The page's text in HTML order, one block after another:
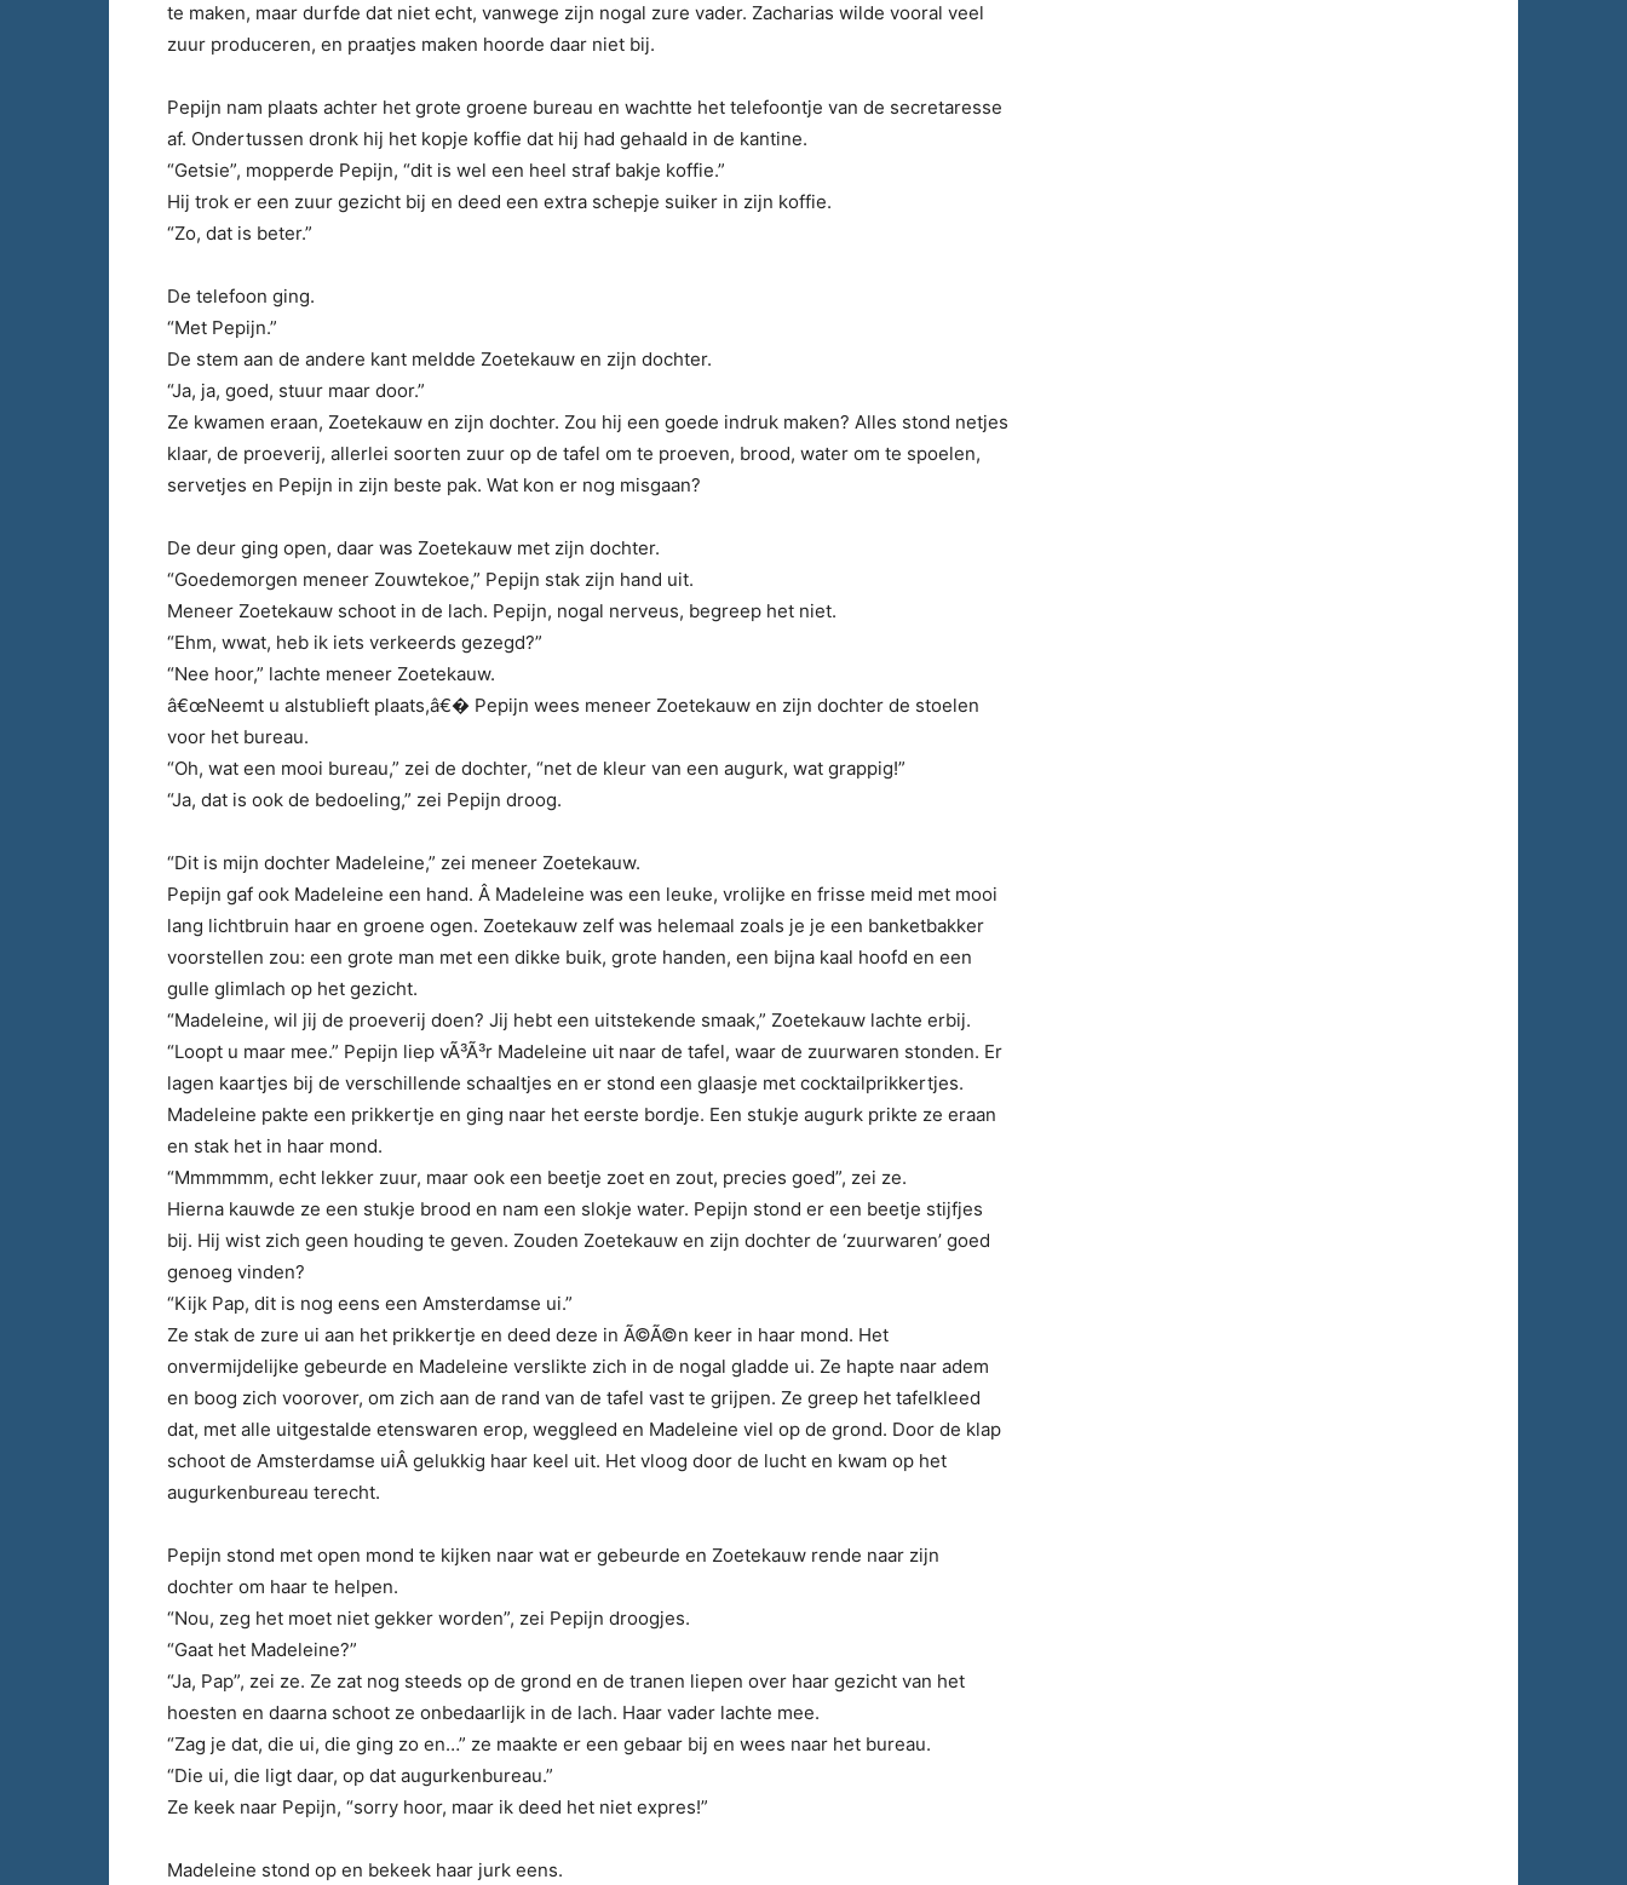
te maken, maar durfde dat niet echt, vanwege zijn nogal zure vader. Zacharias wilde vooral veel
zuur produceren, en praatjes maken hoorde daar niet bij.
Pepijn nam plaats achter het grote groene bureau en wachtte het telefoontje van de secretaresse
af. Ondertussen dronk hij het kopje koffie dat hij had gehaald in de kantine.
“Getsie”, mopperde Pepijn, “dit is wel een heel straf bakje koffie.”
Hij trok er een zuur gezicht bij en deed een extra schepje suiker in zijn koffie.
“Zo, dat is beter.”
De telefoon ging.
“Met Pepijn.”
De stem aan de andere kant meldde Zoetekauw en zijn dochter.
“Ja, ja, goed, stuur maar door.”
Ze kwamen eraan, Zoetekauw en zijn dochter. Zou hij een goede indruk maken? Alles stond netjes
klaar, de proeverij, allerlei soorten zuur op de tafel om te proeven, brood, water om te spoelen,
servetjes en Pepijn in zijn beste pak. Wat kon er nog misgaan?
De deur ging open, daar was Zoetekauw met zijn dochter.
“Goedemorgen meneer Zouwtekoe,” Pepijn stak zijn hand uit.
Meneer Zoetekauw schoot in de lach. Pepijn, nogal nerveus, begreep het niet.
“Ehm, wwat, heb ik iets verkeerds gezegd?”
“Nee hoor,” lachte meneer Zoetekauw.
â€œNeemt u alstublieft plaats,â€� Pepijn wees meneer Zoetekauw en zijn dochter de stoelen
voor het bureau.
“Oh, wat een mooi bureau,” zei de dochter, “net de kleur van een augurk, wat grappig!”
“Ja, dat is ook de bedoeling,” zei Pepijn droog.
“Dit is mijn dochter Madeleine,” zei meneer Zoetekauw.
Pepijn gaf ook Madeleine een hand. Â Madeleine was een leuke, vrolijke en frisse meid met mooi
lang lichtbruin haar en groene ogen. Zoetekauw zelf was helemaal zoals je je een banketbakker
voorstellen zou: een grote man met een dikke buik, grote handen, een bijna kaal hoofd en een
gulle glimlach op het gezicht.
“Madeleine, wil jij de proeverij doen? Jij hebt een uitstekende smaak,” Zoetekauw lachte erbij.
“Loopt u maar mee.” Pepijn liep vÃ³Ã³r Madeleine uit naar de tafel, waar de zuurwaren stonden. Er
lagen kaartjes bij de verschillende schaaltjes en er stond een glaasje met cocktailprikkertjes.
Madeleine pakte een prikkertje en ging naar het eerste bordje. Een stukje augurk prikte ze eraan
en stak het in haar mond.
“Mmmmmm, echt lekker zuur, maar ook een beetje zoet en zout, precies goed”, zei ze.
Hierna kauwde ze een stukje brood en nam een slokje water. Pepijn stond er een beetje stijfjes
bij. Hij wist zich geen houding te geven. Zouden Zoetekauw en zijn dochter de ‘zuurwaren’ goed
genoeg vinden?
“Kijk Pap, dit is nog eens een Amsterdamse ui.”
Ze stak de zure ui aan het prikkertje en deed deze in Ã©Ã©n keer in haar mond. Het
onvermijdelijke gebeurde en Madeleine verslikte zich in de nogal gladde ui. Ze hapte naar adem
en boog zich voorover, om zich aan de rand van de tafel vast te grijpen. Ze greep het tafelkleed
dat, met alle uitgestalde etenswaren erop, weggleed en Madeleine viel op de grond. Door de klap
schoot de Amsterdamse uiÂ gelukkig haar keel uit. Het vloog door de lucht en kwam op het
augurkenbureau terecht.
Pepijn stond met open mond te kijken naar wat er gebeurde en Zoetekauw rende naar zijn
dochter om haar te helpen.
“Nou, zeg het moet niet gekker worden”, zei Pepijn droogjes.
“Gaat het Madeleine?”
“Ja, Pap”, zei ze. Ze zat nog steeds op de grond en de tranen liepen over haar gezicht van het
hoesten en daarna schoot ze onbedaarlijk in de lach. Haar vader lachte mee.
“Zag je dat, die ui, die ging zo en…” ze maakte er een gebaar bij en wees naar het bureau.
“Die ui, die ligt daar, op dat augurkenbureau.”
Ze keek naar Pepijn, “sorry hoor, maar ik deed het niet expres!”
Madeleine stond op en bekeek haar jurk eens.